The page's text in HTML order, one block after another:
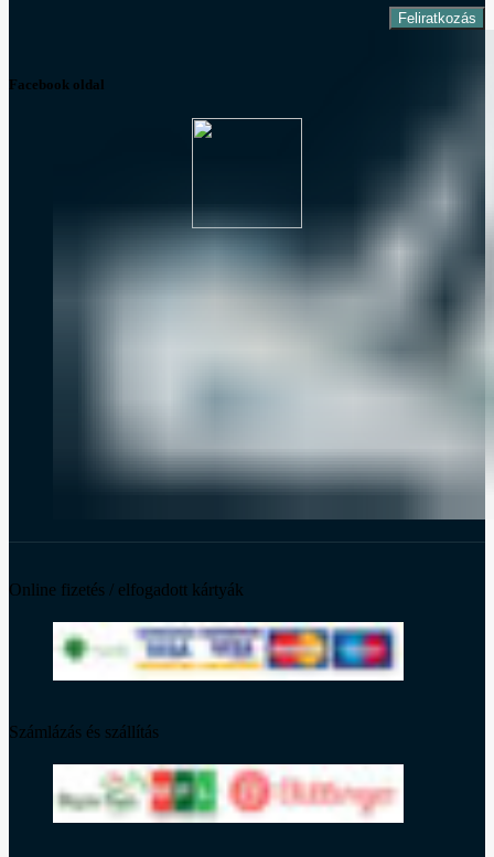
Facebook oldal
Online fizetés / elfogadott kártyák
Számlázás és szállítás